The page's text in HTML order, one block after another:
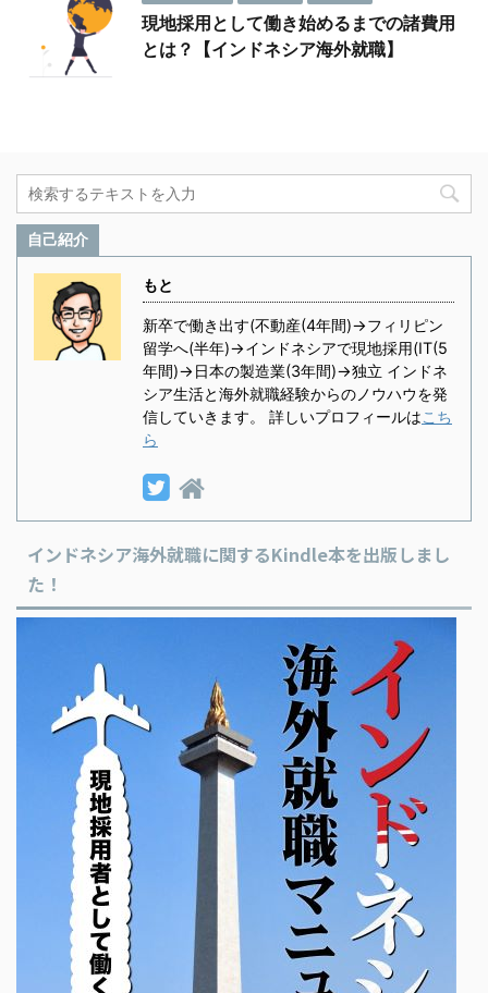
現地採用として働き始めるまでの諸費用
とは？【インドネシア海外就職】
自己紹介
もと
新卒で働き出す(不動産(4年間)→フィリピン
留学へ(半年)→インドネシアで現地採用(IT(5
年間)→日本の製造業(3年間)→独立 インドネ
シア生活と海外就職経験からのノウハウを発
信していきます。 詳しいプロフィールはこち
ら
インドネシア海外就職に関するKindle本を出版しまし
た！